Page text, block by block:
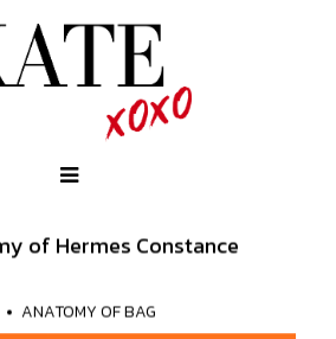
of Hermes Constance
ANATOMY OF BAG